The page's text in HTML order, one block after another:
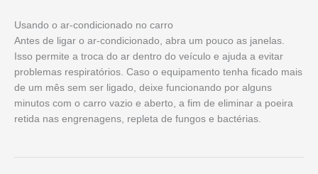
Usando o ar-condicionado no carro
Antes de ligar o ar-condicionado, abra um pouco as janelas.
Isso permite a troca do ar dentro do veículo e ajuda a evitar
problemas respiratórios. Caso o equipamento tenha ficado mais
de um mês sem ser ligado, deixe funcionando por alguns
minutos com o carro vazio e aberto, a fim de eliminar a poeira
retida nas engrenagens, repleta de fungos e bactérias.